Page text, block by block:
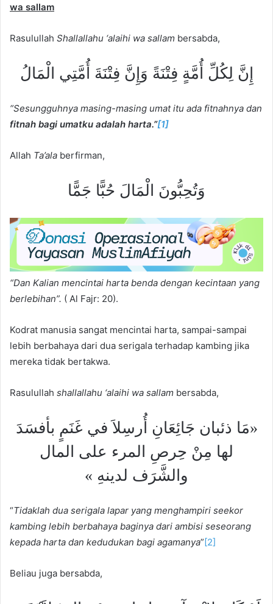
wa sallam
Rasulullah Shallallahu ‘alaihi wa sallam bersabda,
إِنَّ لِكُلِّ أُمَّةٍ فِتْنَةً وَإِنَّ فِتْنَةَ أُمَّتِي الْمَالُ
“Sesungguhnya masing-masing umat itu ada fitnahnya dan
fitnah bagi umatku adalah harta.”[1]
Allah Ta’ala berfirman,
وَتُحِبُّونَ الْمَالَ حُبًّا جَمًّا
“Dan Kalian mencintai harta benda dengan kecintaan yang
berlebihan”. ( Al Fajr: 20).
Kodrat manusia sangat mencintai harta, sampai-sampai
lebih berbahaya dari dua serigala terhadap kambing jika
mereka tidak bertakwa.
Rasulullah shallallahu ‘alaihi wa sallam bersabda,
«مَا ذئبان جَائِعَانِ أُرسِلاَ في غَنَمٍ بأفسَدَ
لها مِنْ حِرصِ المرء على المال
والشَّرَف لدينهِ »
“Tidaklah dua serigala lapar yang menghampiri seekor
kambing lebih berbahaya baginya dari ambisi seseorang
kepada harta dan kedudukan bagi agamanya” [2]
Beliau juga bersabda,